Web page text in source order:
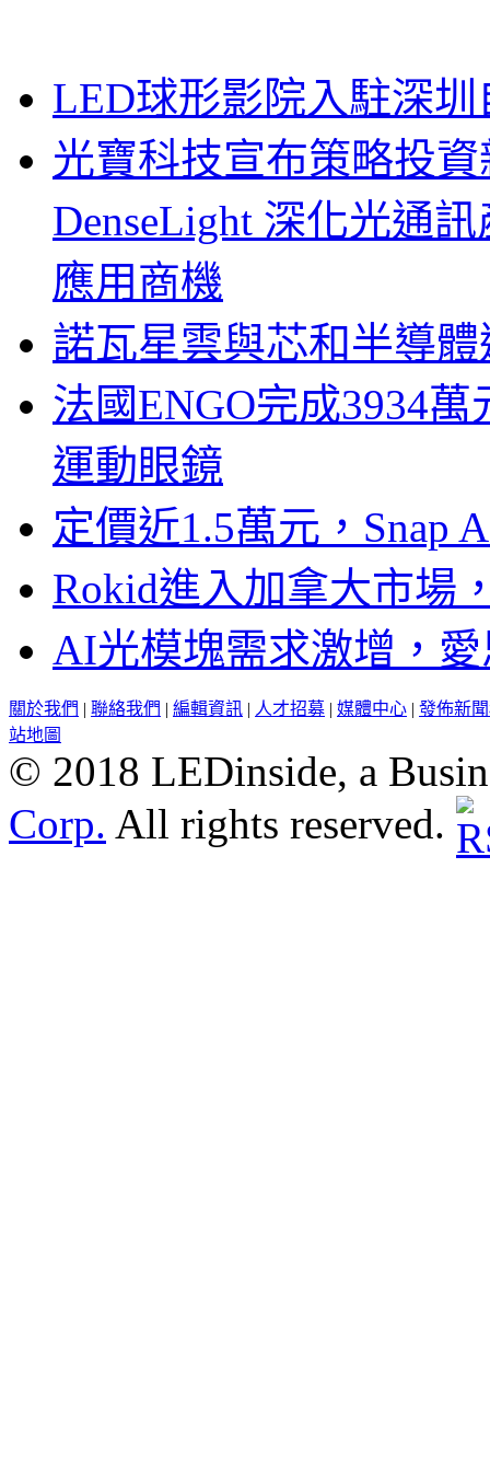
LED球形影院入駐深
光寶科技宣布策略投
DenseLight 深化光通
應用商機
諾瓦星雲與芯和半導
法國ENGO完成3934
運動眼鏡
定價近1.5萬元，Snap
Rokid進入加拿大市場
AI光模塊需求激增，
關於我們 | 聯絡我們 | 編輯資訊 | 人才招募 | 媒體中心 | 發佈新
站地圖
© 2018 LEDinside, a
Corp. All rights reserved.